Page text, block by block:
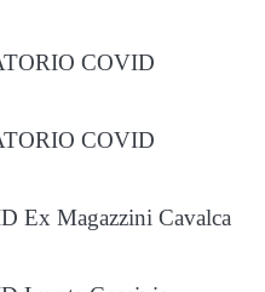
COVID
COVID
Ex Magazzini Cavalca